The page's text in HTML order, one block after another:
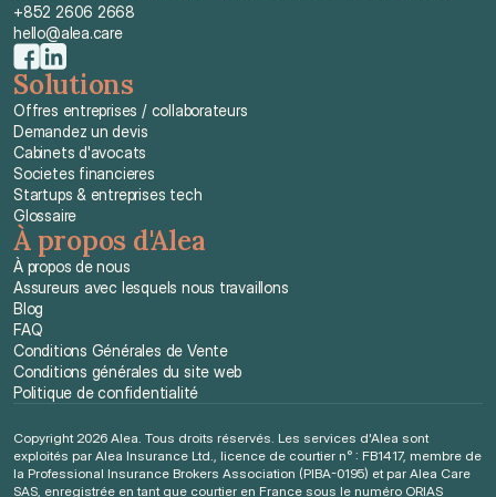
+852 2606 2668
hello@alea.care
Solutions
Offres entreprises / collaborateurs
Demandez un devis
Cabinets d'avocats
Societes financieres
Startups & entreprises tech
Glossaire
À propos d'Alea
À propos de nous
Assureurs avec lesquels nous travaillons
Blog
FAQ
Conditions Générales de Vente
Conditions générales du site web
Politique de confidentialité
Copyright 2026 Alea. Tous droits réservés. Les services d'Alea sont
exploités par Alea Insurance Ltd., licence de courtier n° : FB1417, membre de
la Professional Insurance Brokers Association (PIBA-0195) et par Alea Care
SAS, enregistrée en tant que courtier en France sous le numéro ORIAS